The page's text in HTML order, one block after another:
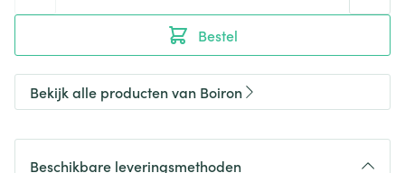
Bestel
Bekijk alle producten van Boiron
Beschikbare leveringsmethoden